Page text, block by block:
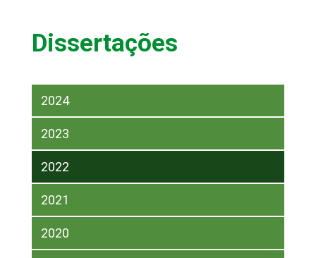
Dissertações
2024
2023
2022
2021
2020